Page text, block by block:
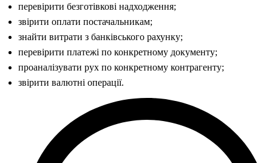
перевірити безготівкові надходження;
звірити оплати постачальникам;
знайти витрати з банківського рахунку;
перевірити платежі по конкретному документу;
проаналізувати рух по конкретному контрагенту;
звірити валютні операції.